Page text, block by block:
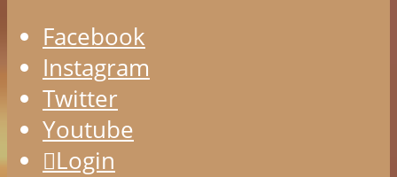
Facebook
Instagram
Twitter
Youtube
Login